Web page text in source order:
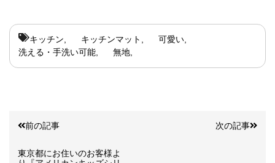
キッチン キッチンマット
可愛い
洗える・手洗い可能
無地
前の記事
東京都にお住いのお客様よ
次の記事